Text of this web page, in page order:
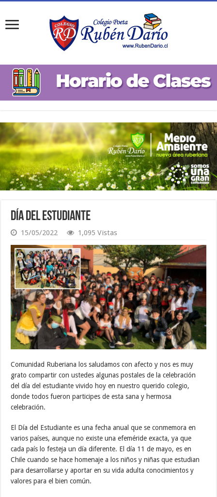
Día del Estudiante
15/05/2022 1,095 Vistas
Comunidad Ruberiana los saludamos con afecto y nos es muy
grato compartir con ustedes algunas postales de la celebración
del día del estudiante vivido hoy en nuestro querido colegio,
donde todos fueron participes de esta sana y hermosa
celebración.
El Día del Estudiante es una fecha anual que se conmemora en
varios países, aunque no existe una efeméride exacta, ya que
cada país lo festeja un día diferente. El día 11 de mayo, es en
Chile cuando se hace homenaje a los niños y niñas que estudian
para desarrollarse y aportar en su vida adulta conocimientos y
valores para el bien común.